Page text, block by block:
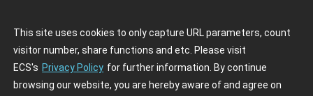
This site uses cookies to only capture URL parameters, count
visitor number, share functions and etc. Please visit
ECS's Privacy Policy for further information. By continue
browsing our website, you are hereby aware of and agree on